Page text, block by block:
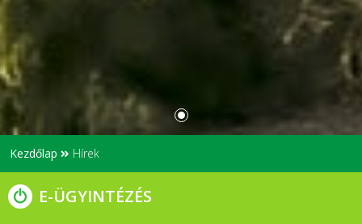
Kezdőlap Hírek
E-ÜGYINTÉZÉS